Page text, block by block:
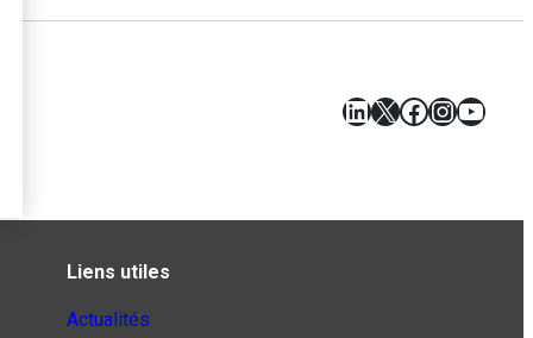
LinkedIn
X Facebook
Liens utiles
Actualités